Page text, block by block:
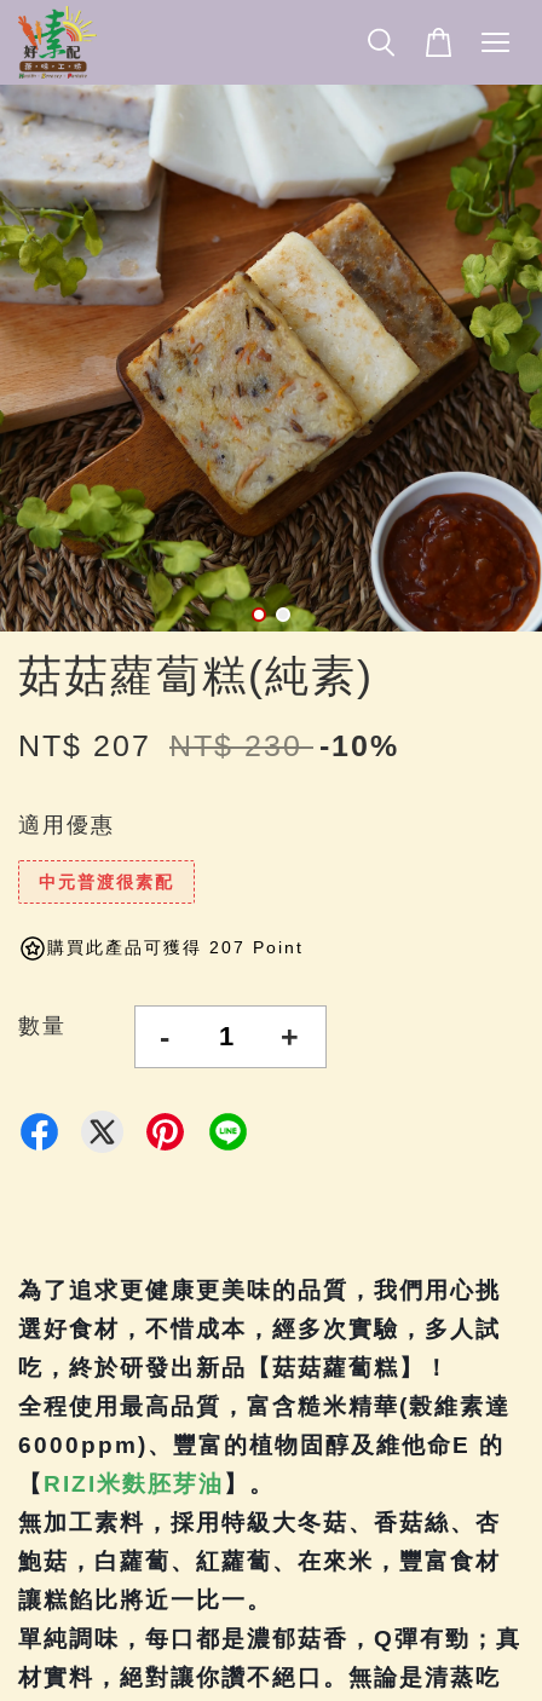
菇菇蘿蔔糕(純素)
NT$ 207 NT$ 230 -10%
適用優惠
中元普渡很素配
購買此產品可獲得 207 Point
數量 - +
為了追求更健康更美味的品質，我們用心挑
選好食材，不惜成本，經多次實驗，多人試
吃，終於研發出新品【菇菇蘿蔔糕】！
全程使用最高品質，富含糙米精華(榖維素達
6000ppm)、豐富的植物固醇及維他命E 的
【 RIZI米麩胚芽油 】。
無加工素料，採用特級大冬菇、香菇絲、杏
鮑菇，白蘿蔔、紅蘿蔔、在來米，豐富食材
讓糕餡比將近一比一。
單純調味，每口都是濃郁菇香，Q彈有勁；真
材實料，絕對讓你讚不絕口。無論是清蒸吃